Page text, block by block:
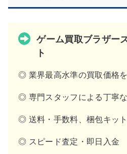
ゲーム買取ブラザー
ト
◎ 業界最高水準の買取価格
◎ 専門スタッフによる丁寧
◎ 送料・手数料、梱包キッ
◎ スピード査定・即日入金